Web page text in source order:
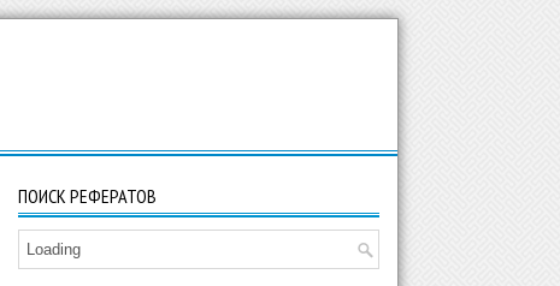
ПОИСК РЕФЕРАТОВ
Loading